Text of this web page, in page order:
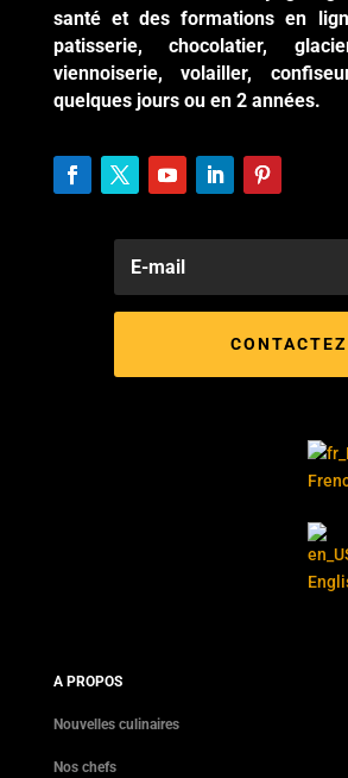
santé et des formations en
patisserie, chocolatier,
viennoiserie, volailler,
quelques jours ou en 2 années.
A PROPOS
Nouvelles culinaires
Nos chefs